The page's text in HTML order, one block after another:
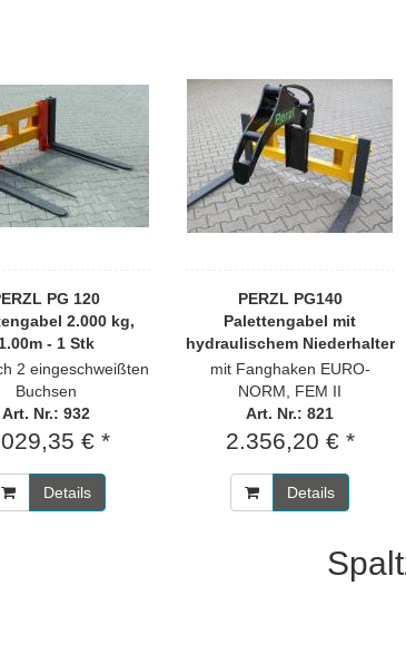
PG 120
2.000 kg,
1.00m - 1 Stk
2 eingeschweißten
Buchsen
Art. Nr.: 932
€ *
Details
PERZL PG140
Palettengabel mit
hydraulischem Niederhalter
- 1 Stk
mit Fanghaken EURO-
NORM, FEM II
Art. Nr.: 821
2.356,20 € *
Details